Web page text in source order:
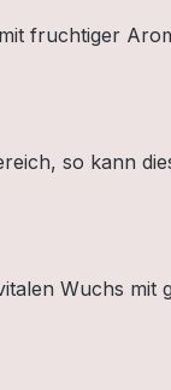
fruchtiger
so kann
Wuchs